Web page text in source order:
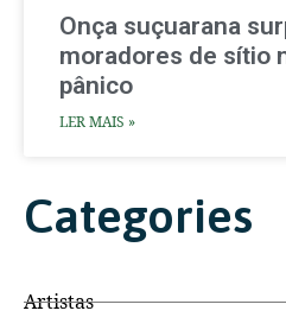
Onça suçuarana
moradores de sítio
pânico
LER MAIS »
Categories
Artistas